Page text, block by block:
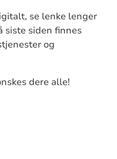
se lenke lenger
siste siden finnes
og
dere alle!